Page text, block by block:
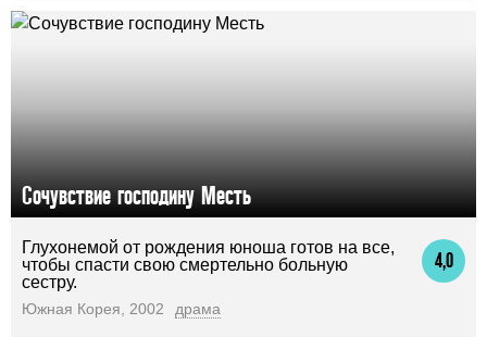
Сочувствие господину Месть
4,0
Глухонемой от рождения юноша готов на все,
чтобы спасти свою смертельно больную
сестру.
Южная Корея, 2002 драма